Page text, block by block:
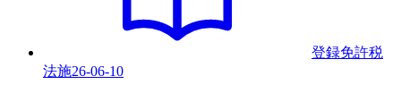
登録免許税
法施26-06-10